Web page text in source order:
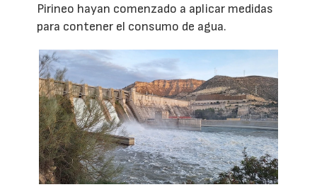
Pirineo hayan comenzado a aplicar medidas
para contener el consumo de agua.